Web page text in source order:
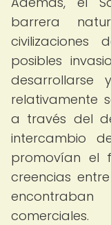
barrera
civilizaciones
posibles
desarrollarse
relativamente
a través del
intercambio
promovían el
creencias
comerciales.